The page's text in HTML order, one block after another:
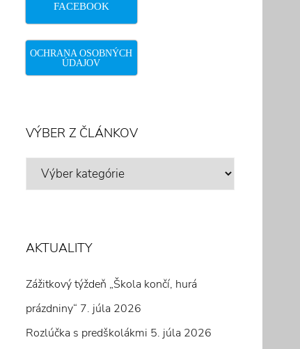
FACEBOOK
OCHRANA OSOBNÝCH
ÚDAJOV
VÝBER Z ČLÁNKOV
VÝBER
AKTUALITY
Zážitkový týždeň „Škola končí, hurá
prázdniny“ 7. júla 2026
Rozlúčka s predškolákmi 5. júla 2026